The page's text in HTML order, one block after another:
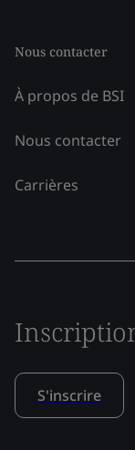
Nous contacter
À propos de BSI
Nous contacter
Carrières
S'inscrire